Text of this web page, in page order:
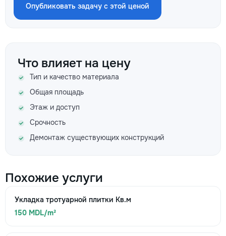
Опубликовать задачу с этой ценой
Что влияет на цену
Тип и качество материала
Общая площадь
Этаж и доступ
Срочность
Демонтаж существующих конструкций
Похожие услуги
Укладка тротуарной плитки Кв.м
150 MDL/m²